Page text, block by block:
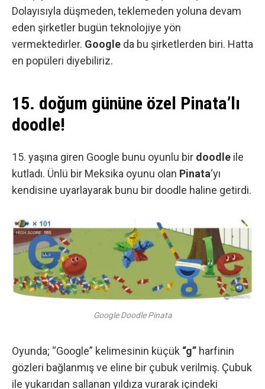
Dolayısıyla düşmeden, teklemeden yoluna devam
eden şirketler bugün teknolojiye yön
vermektedirler. Google da bu şirketlerden biri. Hatta
en popüleri diyebiliriz.
15. doğum gününe özel Pinata’lı
doodle!
15. yaşına giren Google bunu oyunlu bir doodle ile
kutladı. Ünlü bir Meksika oyunu olan Pinata‘yı
kendisine uyarlayarak bunu bir doodle haline getirdi.
Google Doodle Pinata
Oyunda; “Google” kelimesinin küçük “g” harfinin
gözleri bağlanmış ve eline bir çubuk verilmiş. Çubuk
ile yukarıdan sallanan yıldıza vurarak içindeki